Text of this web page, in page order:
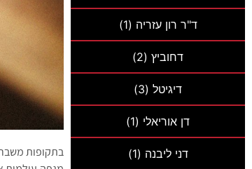
ד"ר רון עזריה (1)
דחוביץ(2)
דיגיטל(3)
דן אוריאלי (1)
דני ליבנה (1)
בתקופות